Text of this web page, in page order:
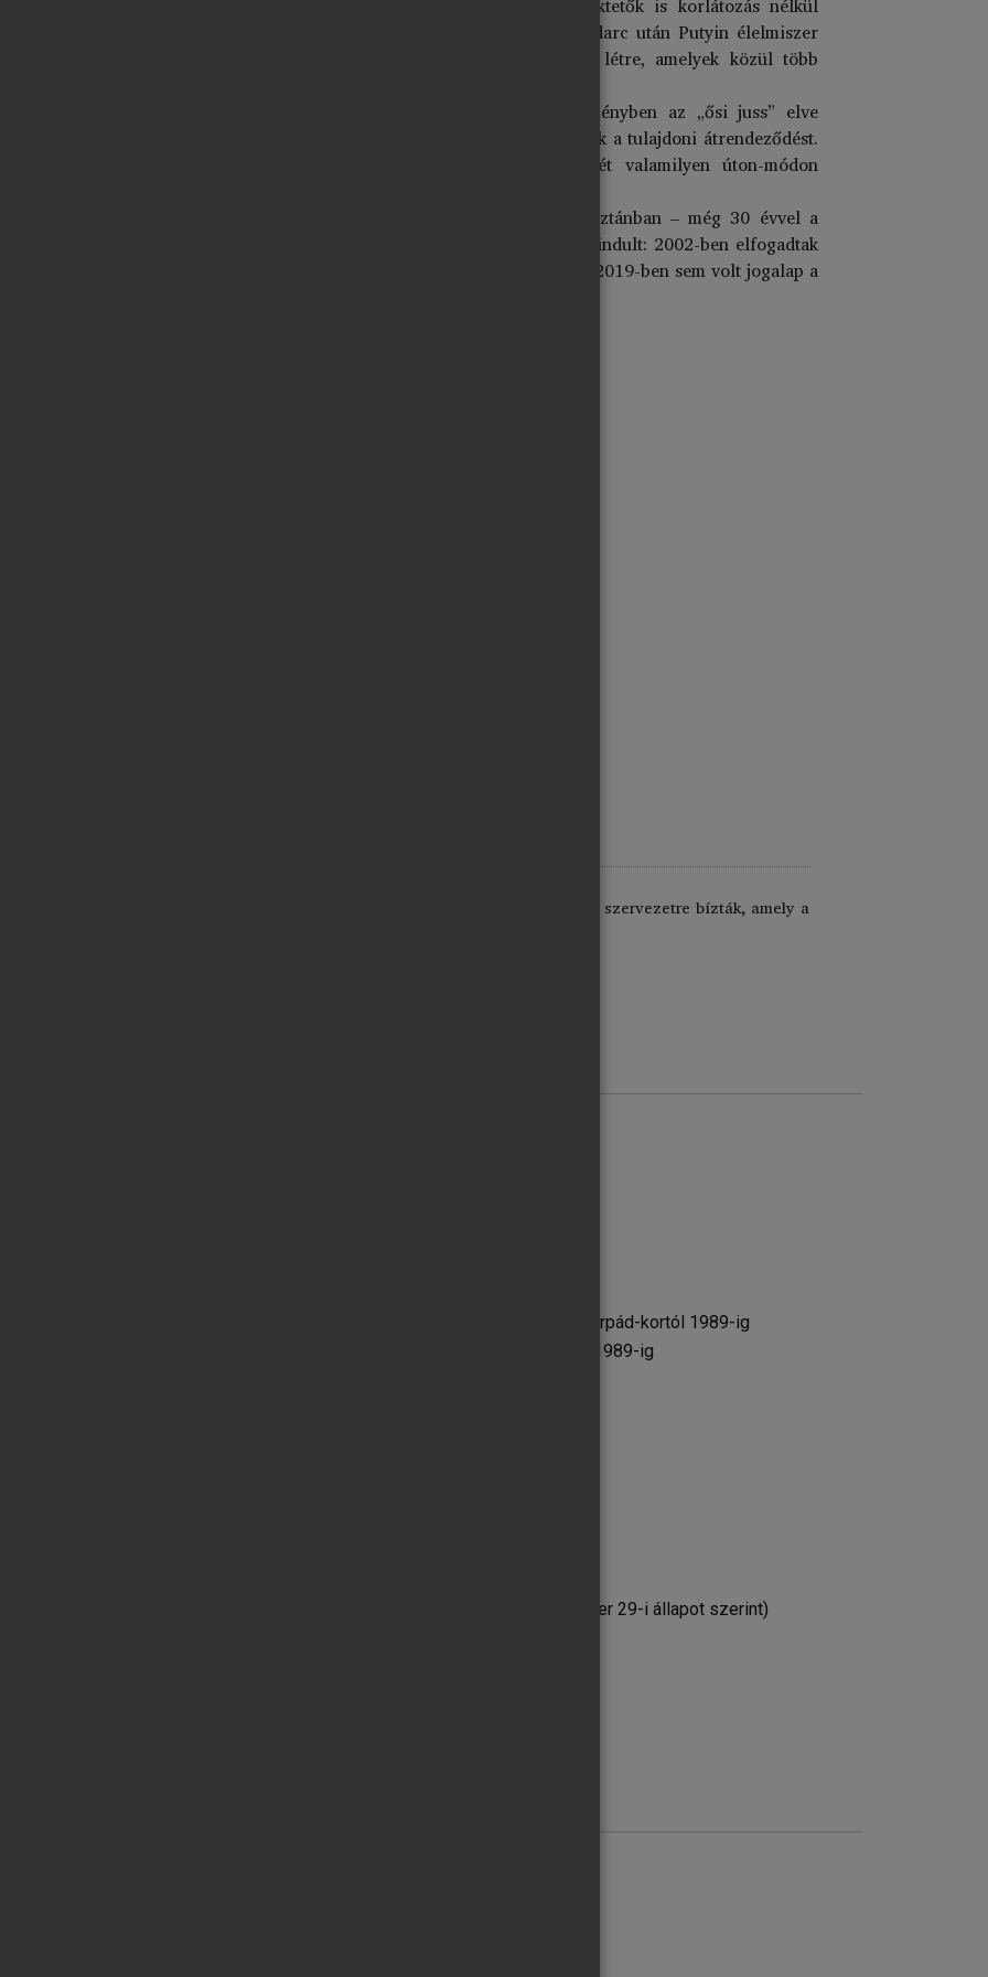
az önellátására való politikai törekvés volt. Sok évtizednyi kudarc után Putyin élelmiszer
Oroszországban végeredményben hatalmas agrárholdingok jöttek létre, amelyek közül több
nincsenek, sok jel utal arra, hogy a FÁK keleti államaiban végeredményben az „ősi juss” elve
szovjetizálás előtti törzsi viszonyok, ha áttételes módon is, befolyásolták a tulajdoni átrendeződést.
korábban jelentős földbirtokkal rendelkeztek, földbirtokait jó részét valamilyen úton-módon
– így például Belaruszban, Üzbegisztánban és Tádzsikisztánban – még 30 évvel a
jogi alapja. Ukrajnában a folyamat viszonylag gyorsan elindult: 2002-ben elfogadtak
szükséges szaktörvények nem jelentek meg, a valóságban még 2019-ben sem volt jogalap a
európai országban az 1990-es évek első felében
föld- és eszközvagyonát Lengyelországban egy külön e célból alapított szervezetre bízták, amely a
volt alárendelve. Lásd
sok érdekes részlet található.
rész. Fejezetek az állami és a magántulajdon konfliktusainak történetéből az Árpád-kortól 1989-ig
1. Az állami és a magántulajdon konfliktusainak történetéből az Árpád-kortól 1989-ig
2.8. FÜGGELÉK: A Központi Kárrendezési Iroda statisztikái (a 2007. október 29-i állapot szerint)